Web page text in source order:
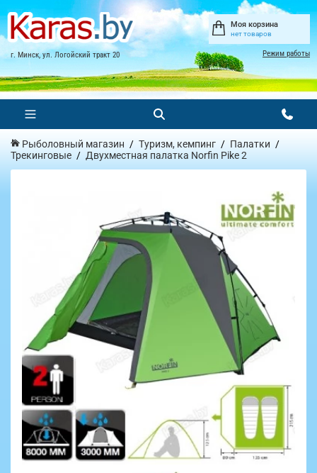
г. Минск, ул. Логойский тракт 20
Моя корзина
нет товаров
Режим работы
Рыболовный магазин Туризм, кемпинг
Палатки
Трекинговые
Двухместная палатка Norfin Pike 2